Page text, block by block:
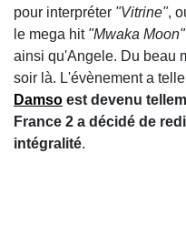
pour interpréter "Vitrine",
le mega hit "Mwaka Moon"
ainsi qu'Angele. Du beau
soir là. L'évènement a
Damso est devenu
France 2 a décidé de
intégralité.